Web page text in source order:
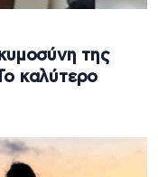
της
καλύτερο